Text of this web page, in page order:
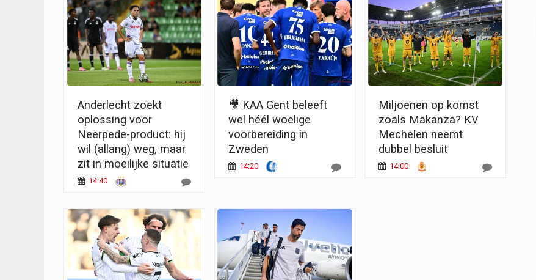
Anderlecht zoekt
oplossing voor
Neerpede-product: hij
wil (allang) weg, maar
zit in moeilijke situatie
14:40
🎥 KAA Gent beleeft
wel héél woelige
voorbereiding in
Zweden
14:20
Miljoenen op komst
zoals Makanza? KV
Mechelen neemt
dubbel besluit
14:00